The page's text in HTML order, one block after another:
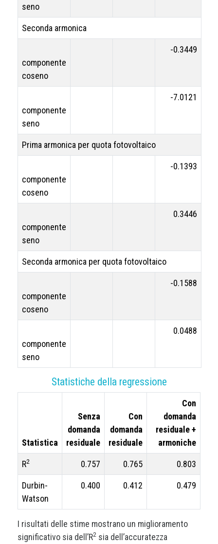
seno
Seconda armonica
componente
coseno
-0.3449
componente
seno
-7.0121
Prima armonica per quota fotovoltaico
componente
coseno
-0.1393
componente
seno
0.3446
Seconda armonica per quota fotovoltaico
componente
coseno
-0.1588
componente
seno
0.0488
Statistiche della regressione
Statistica
Senza
domanda
residuale
Con
domanda
residuale
Con
domanda
residuale +
armoniche
R2 0.757 0.765 0.803
Durbin-
Watson
0.400 0.412 0.479
I risultati delle stime mostrano un miglioramento
significativo sia dell’R2 sia dell’accuratezza